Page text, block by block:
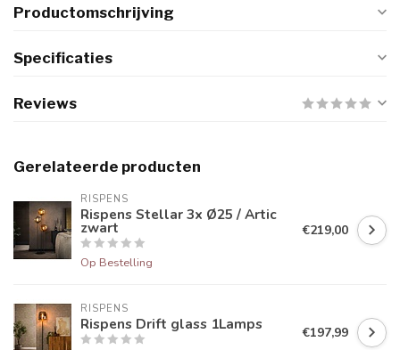
Productomschrijving
Specificaties
Reviews
Gerelateerde producten
RISPENS
Rispens Stellar 3x Ø25 / Artic
zwart
Op Bestelling
€219,00
RISPENS
Rispens Drift glass 1Lamps €197,99